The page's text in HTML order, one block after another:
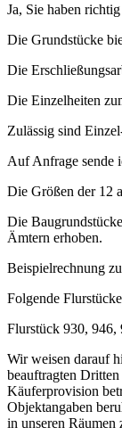
Ja, Sie haben
Die Grundstücke
Die
Die Einzelheiten
Zulässig sind
Auf Anfrage sende
Die Größen der 12
Die
Ämtern erhoben.
Beispielrechnung
Folgende
Flurstück 930, 946,
Wir weisen darauf
beauftragten
Käuferprovision
Objektangaben
in unseren Räumen